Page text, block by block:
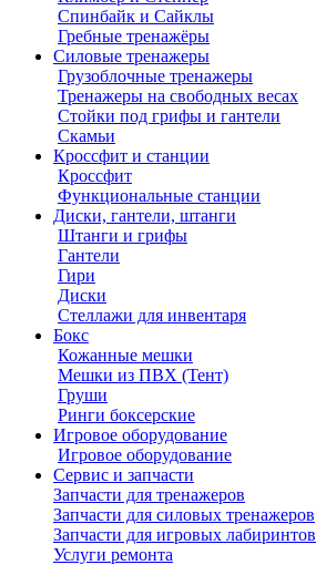
Спинбайк и Сайклы
Гребные тренажёры
Силовые тренажеры
Грузоблочные тренажеры
Тренажеры на свободных весах
Стойки под грифы и гантели
Скамьи
Кроссфит и станции
Кроссфит
Функциональные станции
Диски, гантели, штанги
Штанги и грифы
Гантели
Гири
Диски
Стеллажи для инвентаря
Бокс
Кожанные мешки
Мешки из ПВХ (Тент)
Груши
Ринги боксерские
Игровое оборудование
Игровое оборудование
Сервис и запчасти
Запчасти для тренажеров
Запчасти для силовых тренажеров
Запчасти для игровых лабиринтов
Услуги ремонта